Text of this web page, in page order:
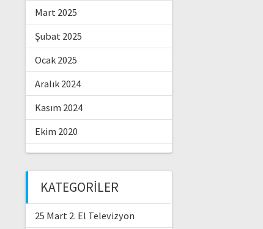
Mart 2025
Şubat 2025
Ocak 2025
Aralık 2024
Kasım 2024
Ekim 2020
KATEGORILER
25 Mart 2. El Televizyon